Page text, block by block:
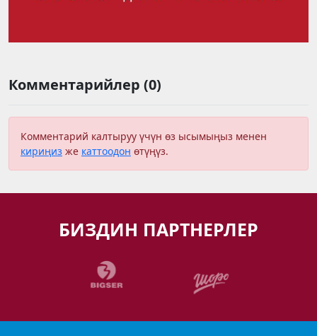
Комментарийлер (0)
Комментарий калтыруу үчүн өз ысымыңыз менен
кириңиз же каттоодон өтүңүз.
БИЗДИН ПАРТНЕРЛЕР